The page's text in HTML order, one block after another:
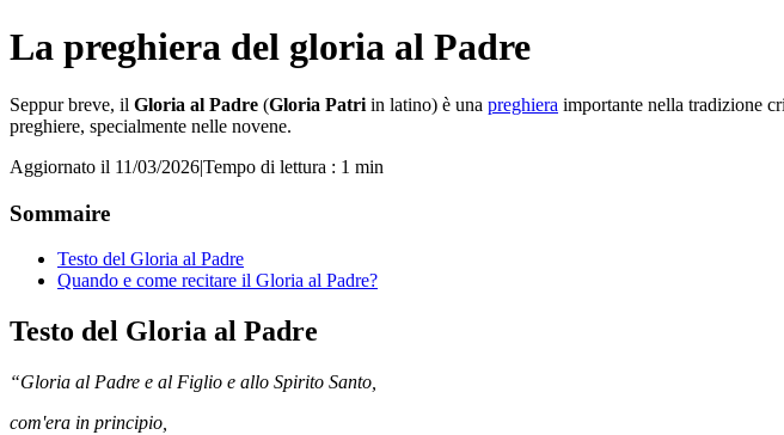
La preghiera del gloria al Padre
Seppur breve, il Gloria al Padre (Gloria Patri in latino) è una preghiera importante nella tradizione
preghiere, specialmente nelle novene.
Aggiornato il 11/03/2026|Tempo di lettura : 1 min
Sommaire
Testo del Gloria al Padre
Quando e come recitare il Gloria al Padre?
Testo del Gloria al Padre
“Gloria al Padre e al Figlio e allo Spirito Santo,
com'era in principio,